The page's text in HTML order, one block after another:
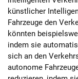
künstlicher
Fahrzeuge den
könnten
indem sie
sich an den
autonome